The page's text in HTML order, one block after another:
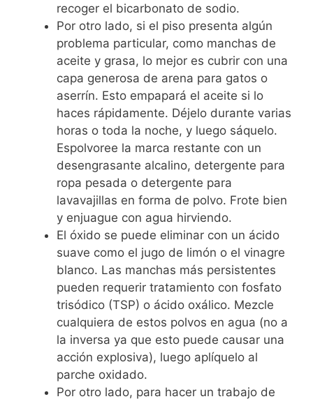
recoger el bicarbonato de sodio.
Por otro lado, si el piso presenta algún
problema particular, como manchas de
aceite y grasa, lo mejor es cubrir con una
capa generosa de arena para gatos o
aserrín. Esto empapará el aceite si lo
haces rápidamente. Déjelo durante varias
horas o toda la noche, y luego sáquelo.
Espolvoree la marca restante con un
desengrasante alcalino, detergente para
ropa pesada o detergente para
lavavajillas en forma de polvo. Frote bien
y enjuague con agua hirviendo.
El óxido se puede eliminar con un ácido
suave como el jugo de limón o el vinagre
blanco. Las manchas más persistentes
pueden requerir tratamiento con fosfato
trisódico (TSP) o ácido oxálico. Mezcle
cualquiera de estos polvos en agua (no a
la inversa ya que esto puede causar una
acción explosiva), luego aplíquelo al
parche oxidado.
Por otro lado, para hacer un trabajo de